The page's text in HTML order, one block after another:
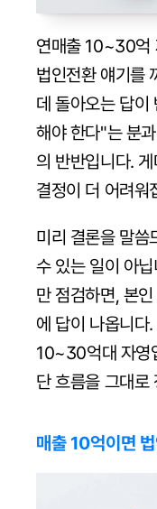
연매출 10~30억
법인전환 얘기를
데 돌아오는 답이
해야 한다"는 분
의 반반입니다.
결정이 더 어려워
미리 결론을 말씀
수 있는 일이 아
만 점검하면, 본
에 답이 나옵니다
10~30억대 자영
단 흐름을 그대로
매출 10억이면